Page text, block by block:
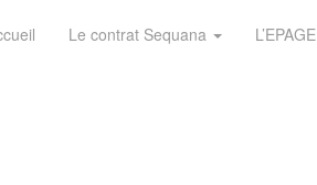
Le contrat Sequana L’EPAGE